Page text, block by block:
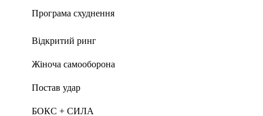
Програма схуднення
Відкритий ринг
Жіноча самооборона
Постав удар
БОКС + СИЛА